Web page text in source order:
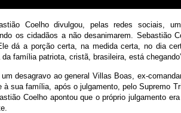
Coelho divulgou, pelas redes sociais,
os cidadãos a não desanimarem. Sebastião
dá a porção certa, na medida certa, no dia
família patriota, cristã, brasileira, está
desagravo ao general Villas Boas, ex-
à sua família, após o julgamento, pelo Supremo
Coelho apontou que o próprio julgamento